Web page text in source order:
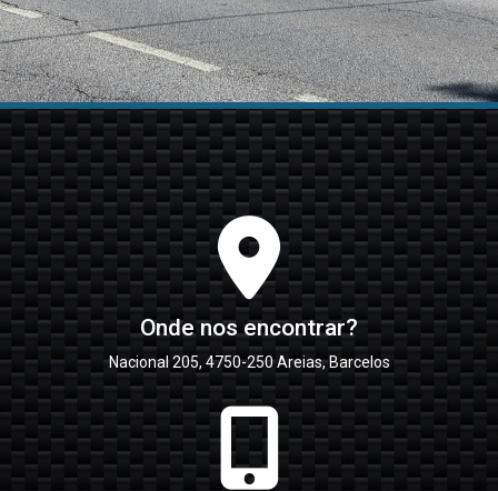
Onde nos encontrar?
Nacional 205, 4750-250 Areias, Barcelos